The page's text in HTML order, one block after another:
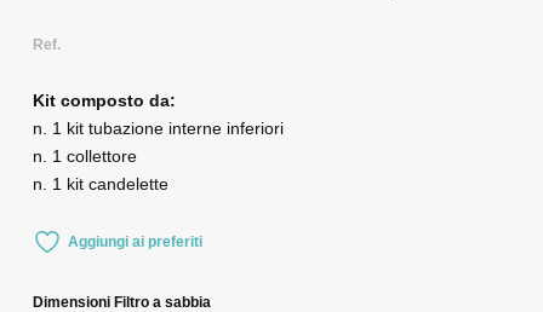
Ref.
Kit composto da:
n. 1 kit tubazione interne inferiori
n. 1 collettore
n. 1 kit candelette
Aggiungi ai preferiti
Dimensioni Filtro a sabbia